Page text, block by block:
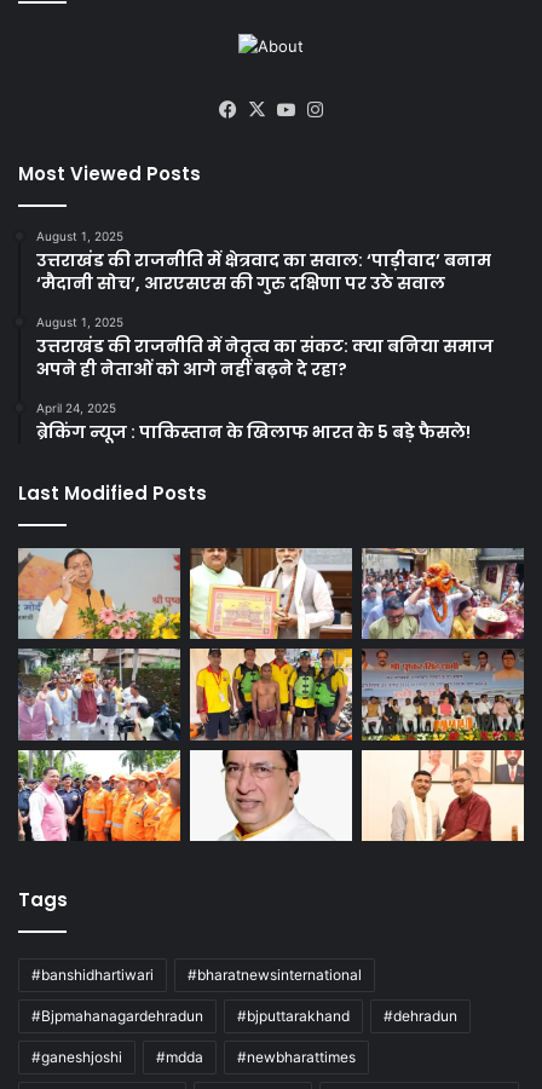
Facebook
X YouTube
Most Viewed Posts
August 1, 2025
उत्तराखंड की राजनीति में क्षेत्रवाद का सवाल: ‘पाड़ीवाद’ बनाम
‘मैदानी सोच’, आरएसएस की गुरु दक्षिणा पर उठे सवाल
August 1, 2025
उत्तराखंड की राजनीति में नेतृत्व का संकट: क्या बनिया समाज
अपने ही नेताओं को आगे नहीं बढ़ने दे रहा?
April 24, 2025
ब्रेकिंग न्यूज : पाकिस्तान के खिलाफ भारत के 5 बड़े फैसले!
Last Modified Posts
Tags
#banshidhartiwari #bharatnewsinternational
#Bjpmahanagardehradun #bjputtarakhand #dehradun
#ganeshjoshi #mdda #newbharattimes